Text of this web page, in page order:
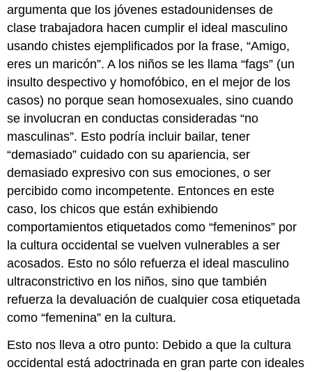
argumenta que los jóvenes estadounidenses de
clase trabajadora hacen cumplir el ideal masculino
usando chistes ejemplificados por la frase, “Amigo,
eres un maricón”. A los niños se les llama “fags” (un
insulto despectivo y homofóbico, en el mejor de los
casos) no porque sean homosexuales, sino cuando
se involucran en conductas consideradas “no
masculinas”. Esto podría incluir bailar, tener
“demasiado” cuidado con su apariencia, ser
demasiado expresivo con sus emociones, o ser
percibido como incompetente. Entonces en este
caso, los chicos que están exhibiendo
comportamientos etiquetados como “femeninos” por
la cultura occidental se vuelven vulnerables a ser
acosados. Esto no sólo refuerza el ideal masculino
ultraconstrictivo en los niños, sino que también
refuerza la devaluación de cualquier cosa etiquetada
como “femenina” en la cultura.
Esto nos lleva a otro punto: Debido a que la cultura
occidental está adoctrinada en gran parte con ideales